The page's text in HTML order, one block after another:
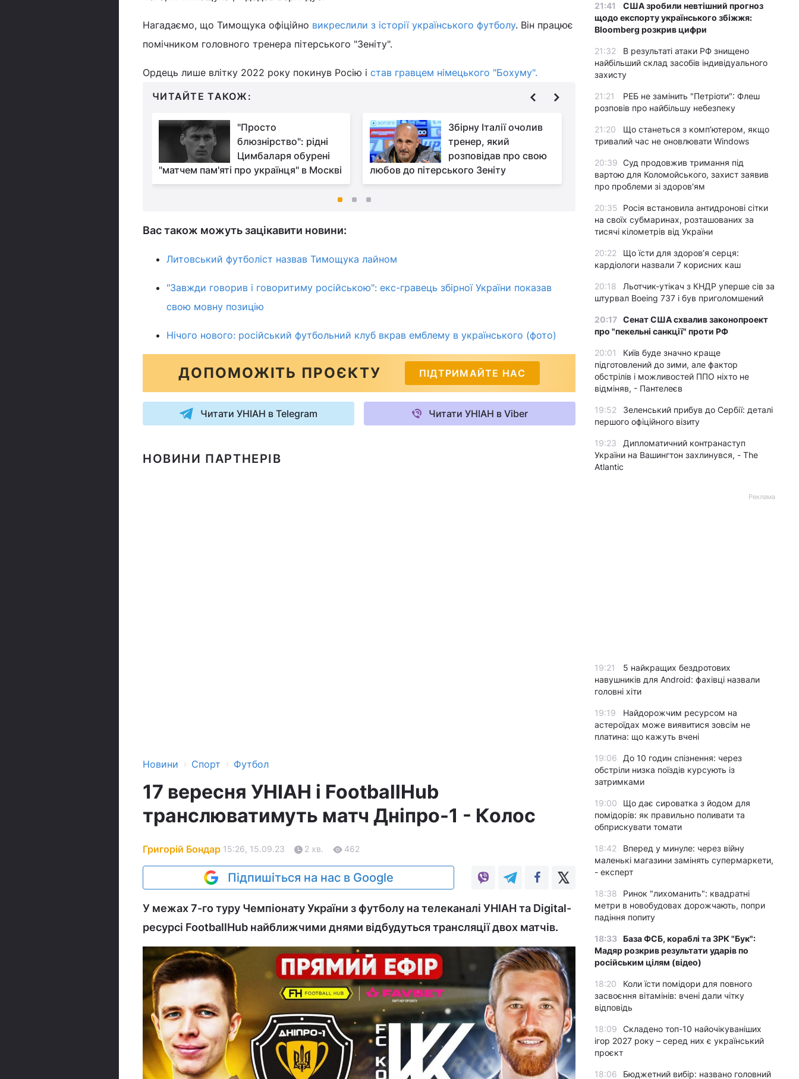
Нагадаємо, що Тимощука офіційно викреслили з історії українського футболу. Він працює
помічником головного тренера пітерського "Зеніту".
Ордець лише влітку 2022 року покинув Росію і став гравцем німецького "Бохуму".
ЧИТАЙТЕ ТАКОЖ:
"Просто
блюзнірство": рідні
Цимбаларя обурені
"матчем пам'яті про українця" в Москві
Збірну Італії очолив
тренер, який
розповідав про свою
любов до пітерського Зеніту
Малиновський
присоромив
мовчання про війну
Вас також можуть зацікавити новини:
Литовський футболіст назвав Тимощука лайном
"Завжди говорив і говоритиму російською": екс-гравець збірної України показав
свою мовну позицію
Нічого нового: російський футбольний клуб вкрав емблему в українського (фото)
ДОПОМОЖІТЬ ПРОЄКТУ ПІДТРИМАЙТЕ НАС
Читати УНІАН в Telegram Читати УНІАН в Viber
НОВИНИ ПАРТНЕРІВ
Новини › Спорт › Футбол
17 вересня УНІАН і FootballHub
транслюватимуть матч Дніпро-1 - Колос
Григорій Бондар 15:26, 15.09.23 2 хв. 462
Підпишіться на нас в Google
У межах 7-го туру Чемпіонату України з футболу на телеканалі УНІАН та Digital-
ресурсі FootballHub найближчими днями відбудуться трансляції двох матчів.
21:41
США зробили невтішний прогноз
щодо експорту українського збіжжя:
Bloomberg розкрив цифри
21:32
В результаті атаки РФ знищено
найбільший склад засобів індивідуального
захисту
21:21
РЕБ не замінить "Петріоти": Флеш
розповів про найбільшу небезпеку
21:20
Що станеться з комп’ютером, якщо
тривалий час не оновлювати Windows
20:39 Суд продовжив тримання під
вартою для Коломойського, захист заявив
про проблеми зі здоров'ям
20:35
Росія встановила антидронові сітки
на своїх субмаринах, розташованих за
тисячі кілометрів від України
20:22
Що їсти для здоров’я серця:
кардіологи назвали 7 корисних каш
20:18
Льотчик-утікач з КНДР уперше сів за
штурвал Boeing 737 і був приголомшений
20:17 Сенат США схвалив законопроект
про "пекельні санкції" проти РФ
20:01
Київ буде значно краще
підготовлений до зими, але фактор
обстрілів і можливостей ППО ніхто не
відміняв, - Пантелеєв
19:52
Зеленський прибув до Сербії: деталі
першого офіційного візиту
19:23
Дипломатичний контранаступ
України на Вашингтон захлинувся, - The
Atlantic
Реклама
19:21
5 найкращих бездротових
навушників для Android: фахівці назвали
головні хіти
19:19
Найдорожчим ресурсом на
астероїдах може виявитися зовсім не
платина: що кажуть вчені
19:06
До 10 годин спізнення: через
обстріли низка поїздів курсують із
затримками
19:00
Що дає сироватка з йодом для
помідорів: як правильно поливати та
обприскувати томати
18:42
Вперед у минуле: через війну
маленькі магазини замінять супермаркети,
- експерт
18:38
Ринок "лихоманить": квадратні
метри в новобудовах дорожчають, попри
падіння попиту
18:33 База ФСБ, кораблі та ЗРК "Бук":
Мадяр розкрив результати ударів по
російським цілям (відео)
18:20
Коли їсти помідори для повного
засвоєння вітамінів: вчені дали чітку
відповідь
18:09
Складено топ-10 найочікуваніших
ігор 2027 року – серед них є український
проєкт
18:06 Бюджетний вибір: названо головний